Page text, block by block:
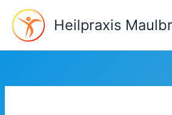
contenu
Heilpraxis